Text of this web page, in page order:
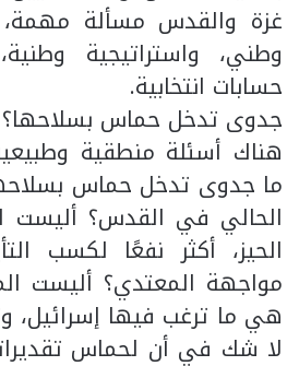
غزة والقدس مسألة
وطني، واستراتيجية
حسابات انتخابية.
جدوى تدخل حماس بسلاحها؟
هناك أسئلة منطقية
ما جدوى تدخل حماس
الحالي في القدس؟ أليست
الحيز، أكثر نفعًا لكسب
مواجهة المعتدي؟ أليست
هي ما ترغب فيها إسرائيل،
لا شك في أن لحماس